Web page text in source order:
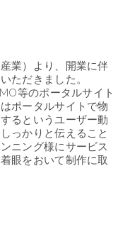
業）より、開業に伴
ただきました。
等のポータルサイト
ポータルサイトで物
るというユーザー動
っかりと伝えること
ニング様にサービス
眼をおいて制作に取